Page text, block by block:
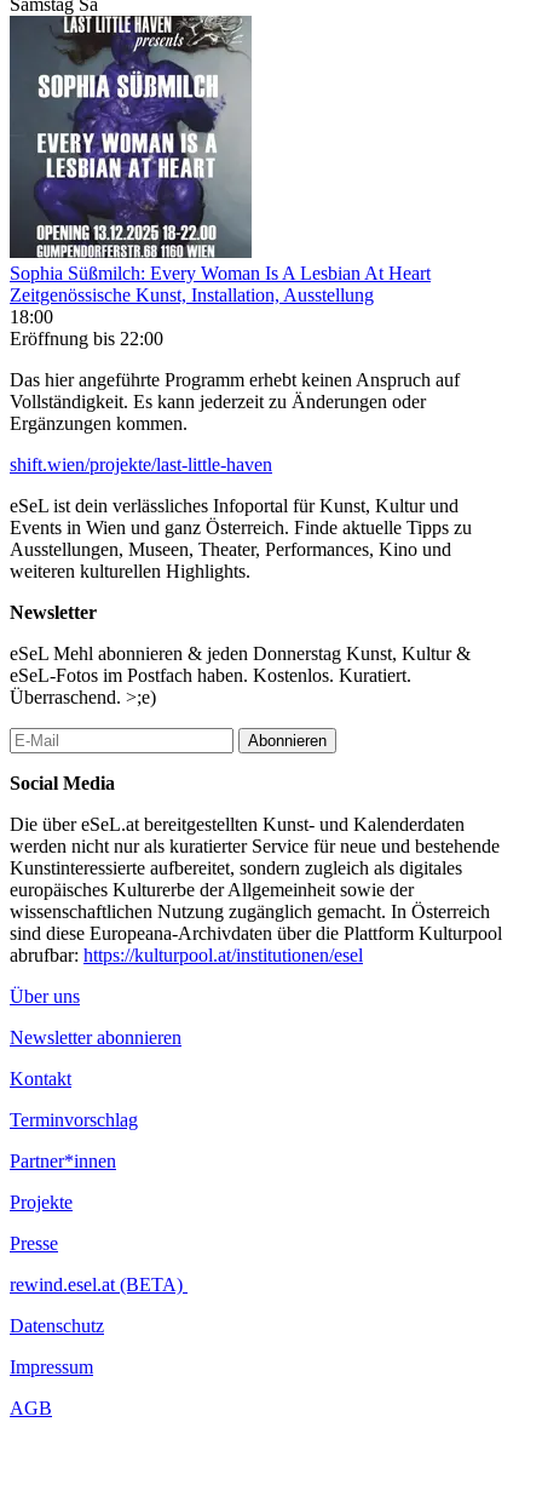
Sophia Süßmilch: Every Woman Is A Lesbian At Heart
Zeitgenössische Kunst, Installation, Ausstellung
18:00
Eröffnung bis 22:00
Das hier angeführte Programm erhebt keinen Anspruch auf
Vollständigkeit. Es kann jederzeit zu Änderungen oder
Ergänzungen kommen.
shift.wien/projekte/last-little-haven
eSeL ist dein verlässliches Infoportal für Kunst, Kultur und
Events in Wien und ganz Österreich. Finde aktuelle Tipps zu
Ausstellungen, Museen, Theater, Performances, Kino und
weiteren kulturellen Highlights.
Newsletter
eSeL Mehl abonnieren & jeden Donnerstag Kunst, Kultur &
eSeL-Fotos im Postfach haben. Kostenlos. Kuratiert.
Überraschend. >;e)
Abonnieren
Social Media
Die über eSeL.at bereitgestellten Kunst- und Kalenderdaten
werden nicht nur als kuratierter Service für neue und bestehende
Kunstinteressierte aufbereitet, sondern zugleich als digitales
europäisches Kulturerbe der Allgemeinheit sowie der
wissenschaftlichen Nutzung zugänglich gemacht. In Österreich
sind diese Europeana-Archivdaten über die Plattform Kulturpool
abrufbar: https://kulturpool.at/institutionen/esel
Über uns
Newsletter abonnieren
Kontakt
Terminvorschlag
Partner*innen
Projekte
Presse
rewind.esel.at (BETA)
Datenschutz
Impressum
AGB